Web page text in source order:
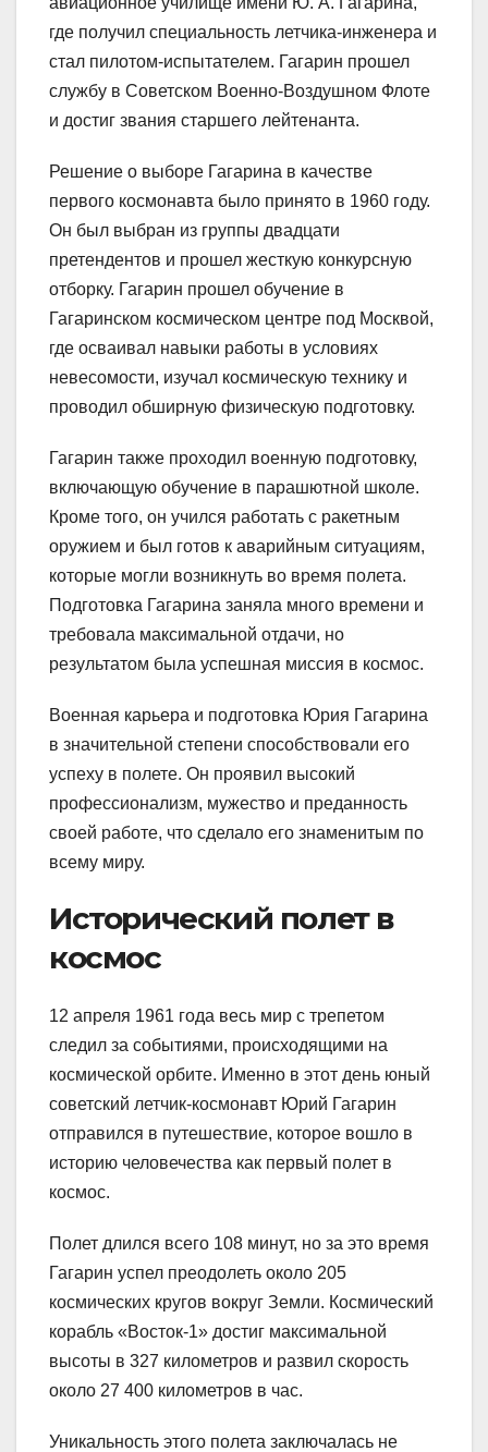
где получил специальность летчика-инженера и
стал пилотом-испытателем. Гагарин прошел
службу в Советском Военно-Воздушном Флоте
и достиг звания старшего лейтенанта.
Решение о выборе Гагарина в качестве
первого космонавта было принято в 1960 году.
Он был выбран из группы двадцати
претендентов и прошел жесткую конкурсную
отборку. Гагарин прошел обучение в
Гагаринском космическом центре под Москвой,
где осваивал навыки работы в условиях
невесомости, изучал космическую технику и
проводил обширную физическую подготовку.
Гагарин также проходил военную подготовку,
включающую обучение в парашютной школе.
Кроме того, он учился работать с ракетным
оружием и был готов к аварийным ситуациям,
которые могли возникнуть во время полета.
Подготовка Гагарина заняла много времени и
требовала максимальной отдачи, но
результатом была успешная миссия в космос.
Военная карьера и подготовка Юрия Гагарина
в значительной степени способствовали его
успеху в полете. Он проявил высокий
профессионализм, мужество и преданность
своей работе, что сделало его знаменитым по
всему миру.
Исторический полет в
космос
12 апреля 1961 года весь мир с трепетом
следил за событиями, происходящими на
космической орбите. Именно в этот день юный
советский летчик-космонавт Юрий Гагарин
отправился в путешествие, которое вошло в
историю человечества как первый полет в
космос.
Полет длился всего 108 минут, но за это время
Гагарин успел преодолеть около 205
космических кругов вокруг Земли. Космический
корабль «Восток-1» достиг максимальной
высоты в 327 километров и развил скорость
около 27 400 километров в час.
Уникальность этого полета заключалась не